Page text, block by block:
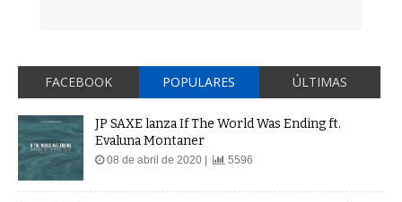
FACEBOOK POPULARES ÚLTIMAS
JP SAXE lanza If The World Was Ending ft.
Evaluna Montaner
08 de abril de 2020 | 5596